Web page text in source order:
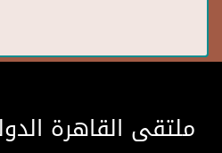
ملتقى القاهرة